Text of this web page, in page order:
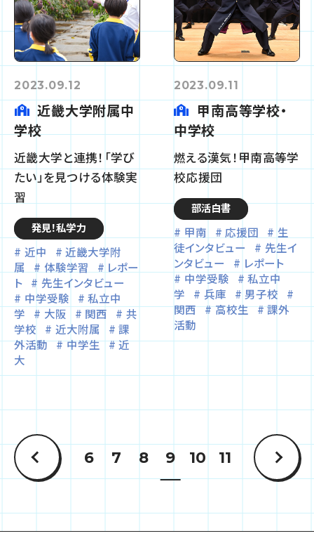
2023.09.12
近畿大学附属中
学校
近畿大学と連携！「学び
たい」を見つける体験実
習
発見！私学力
近中
近畿大学附
属
体験学習
レポー
ト
先生インタビュー
中学受験
私立中
学
大阪 関西
共
学校
近大附属
課
外活動
中学生
近
大
2023.09.11
甲南高等学校・
中学校
燃える漢気！甲南高等学
校応援団
部活白書
甲南 応援団
生
徒インタビュー
先生イ
ンタビュー
レポート
中学受験
私立中
学
兵庫
男子校
関西
高校生
課外
活動
6 7 8 9 10 11